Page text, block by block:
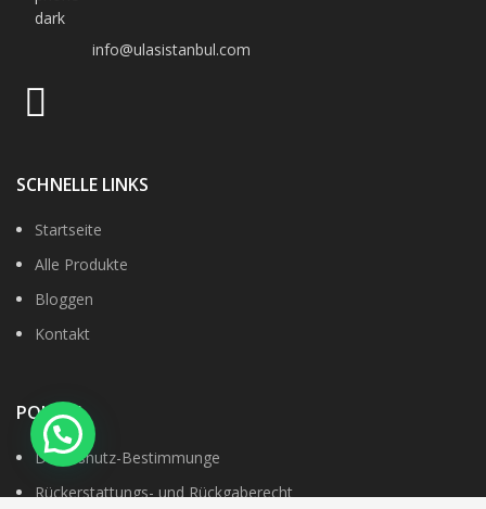
info@ulasistanbul.com
SCHNELLE LINKS
Startseite
Alle Produkte
Bloggen
Kontakt
POLITIK
Datenshutz-Bestimmunge
Rückerstattungs- und Rückgaberecht